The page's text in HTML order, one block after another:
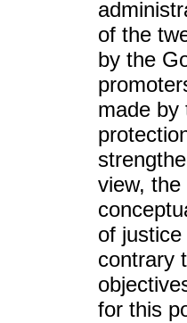
of the
by the
made by
view,
of
contrary
for this